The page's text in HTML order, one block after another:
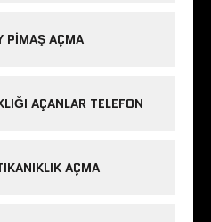
PIMAŞ AÇMA
AÇANLAR TELEFON
AÇMA